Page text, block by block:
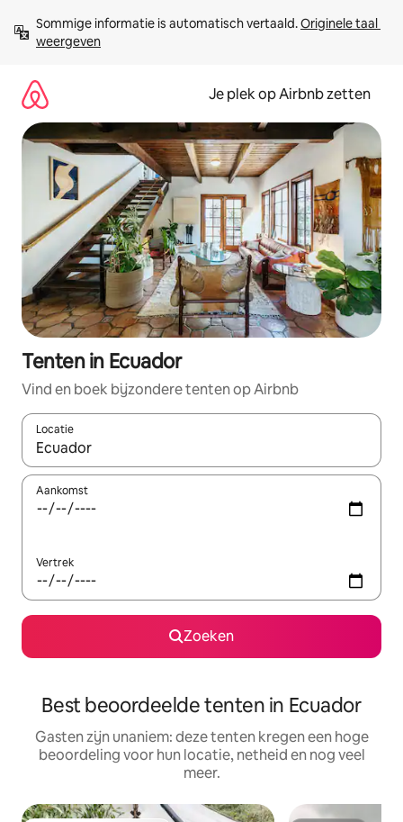
direct
naar
Sommige informatie is automatisch vertaald. Originele taal
weergeven
Je plek op Airbnb zetten
Tenten in Ecuador
Vind en boek bijzondere tenten op Airbnb
Locatie
Wanneer er resultaten beschikbaar zijn, maak je een keuze
Aankomst
Vertrek
Zoeken
Best beoordeelde tenten in Ecuador
Gasten zijn unaniem: deze tenten kregen een hoge
beoordeling voor hun locatie, netheid en nog veel
meer.